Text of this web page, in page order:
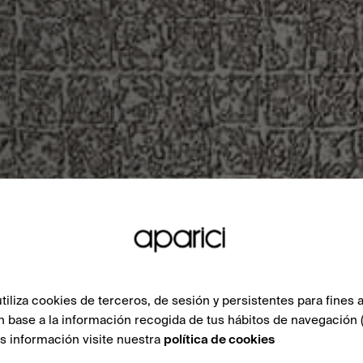
cookies de terceros, de sesión y persistentes para fines
base a la información recogida de tus hábitos de navegación
información visite nuestra política de cookies